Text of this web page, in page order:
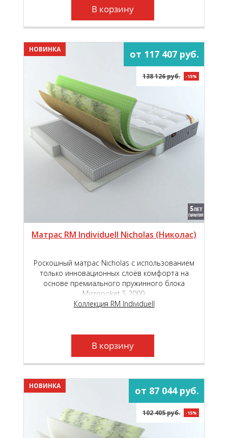
В корзину
НОВИНКА от 117 407 руб.
138 126 руб. -15%
Матрас RM Individuell Nicholas (Николас)
Роскошный матрас Nicholas с использованием
только инновационных слоёв комфорта на
основе премиального пружинного блока
Micropoket S 2000.
Коллекция RM Individuell
В корзину
НОВИНКА от 87 044 руб.
102 405 руб. -15%